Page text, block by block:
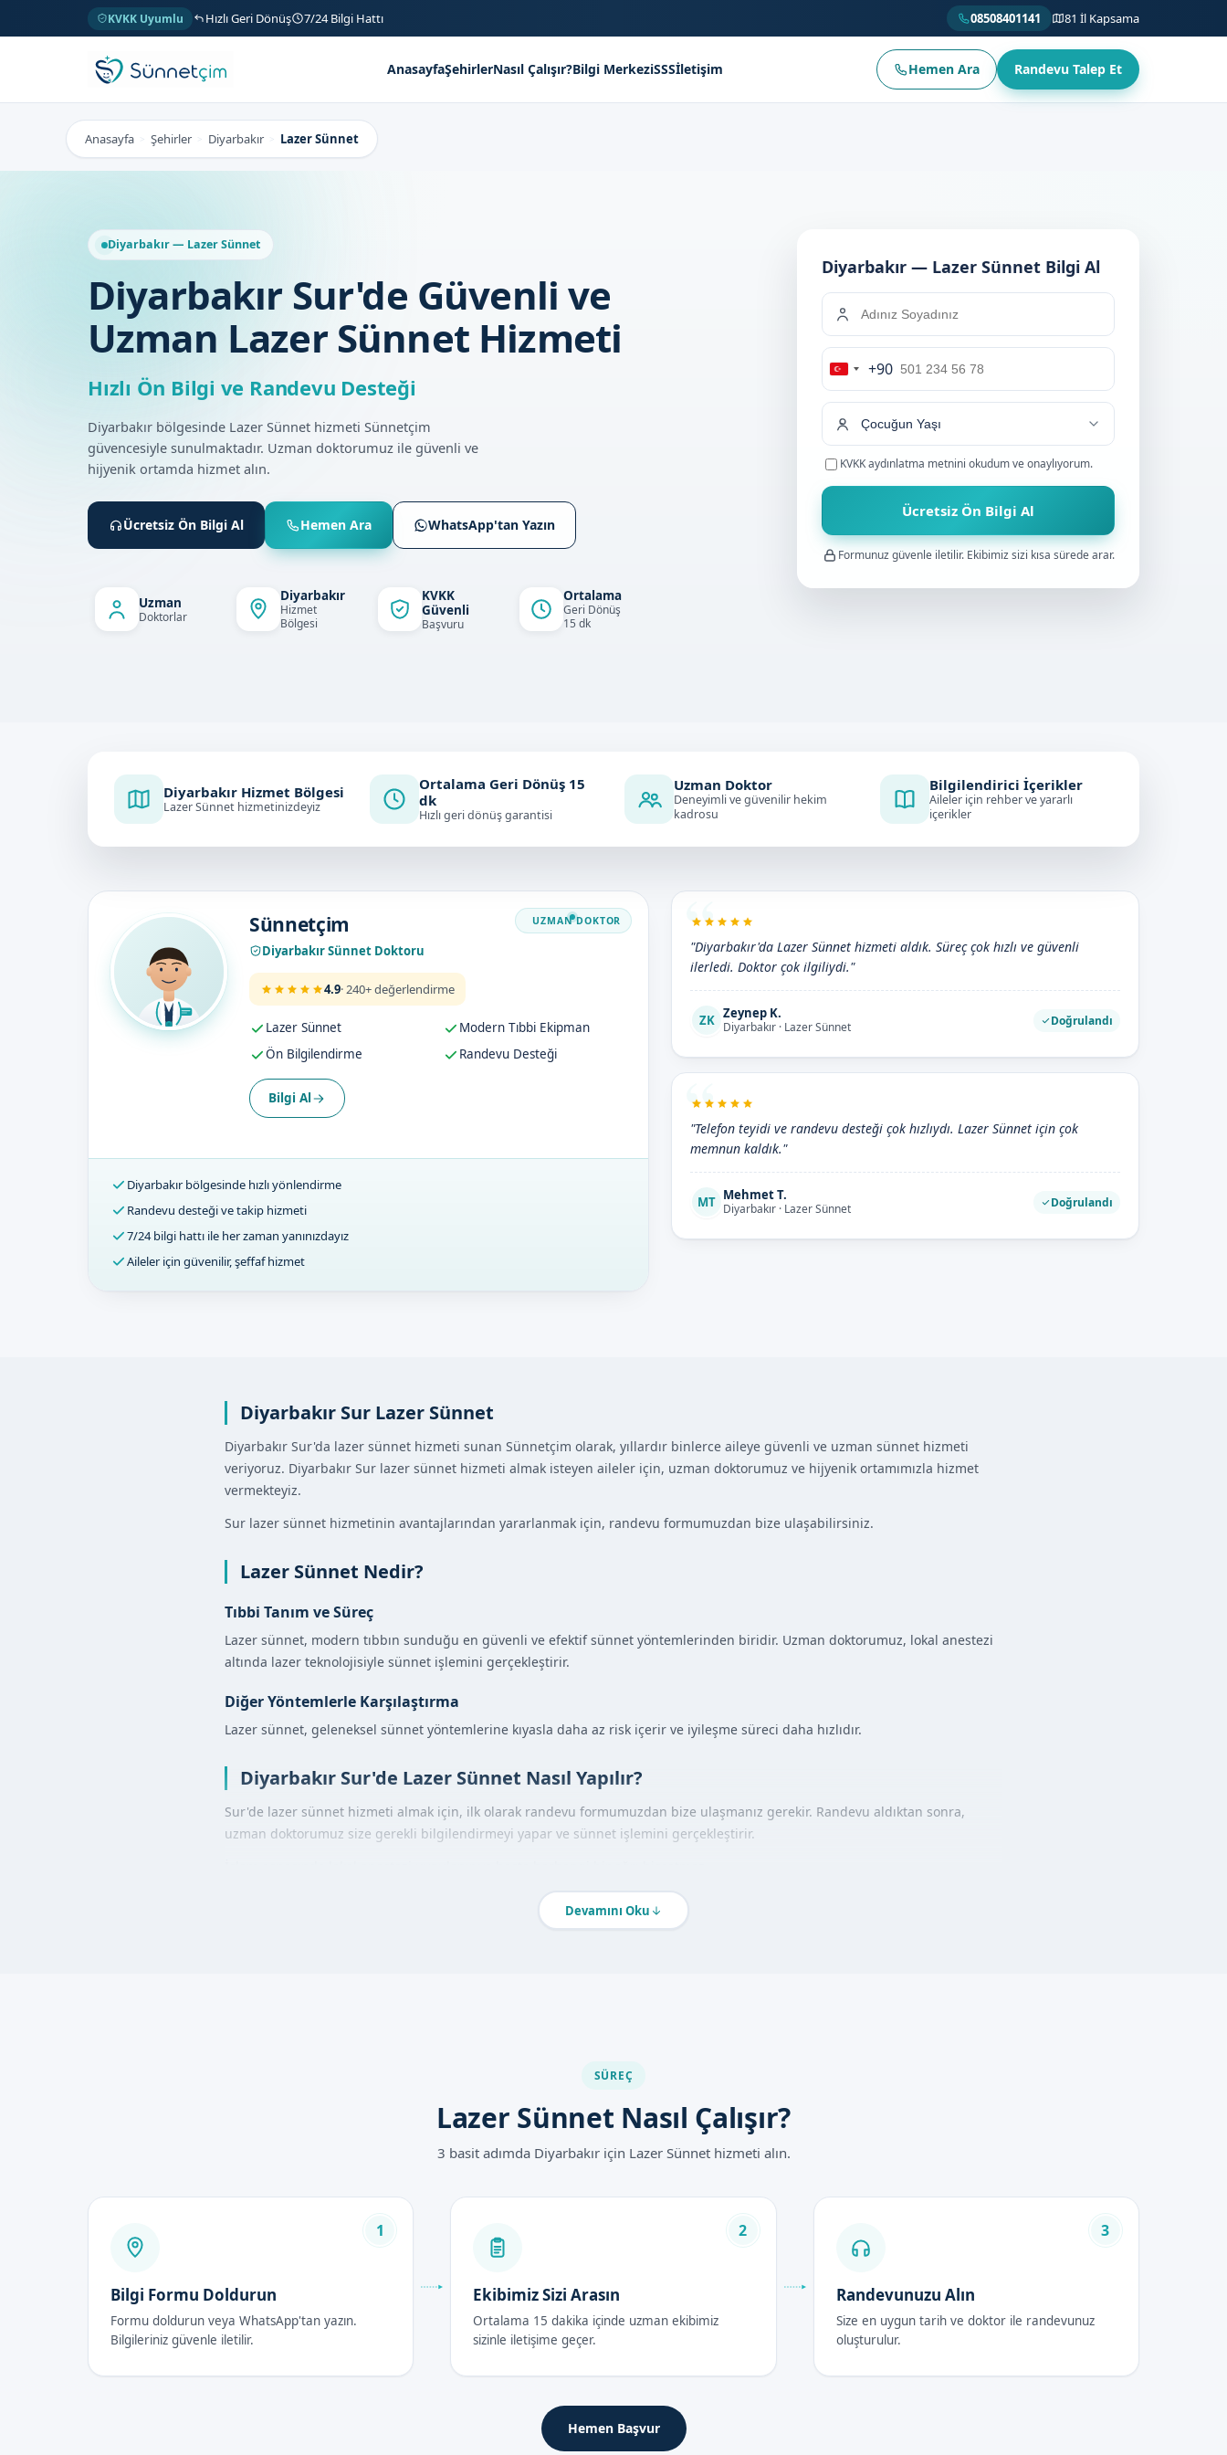
KVKK Uyumlu Hızlı Geri Dönüş 7/24 Bilgi Hattı 08508401141 81 İl Kapsama
AnasayfaŞehirlerNasıl Çalışır?Bilgi MerkeziSSSİletişim Hemen Ara Randevu Talep Et
Anasayfa > Şehirler > Diyarbakır > Lazer Sünnet
Diyarbakır — Lazer Sünnet
Diyarbakır Sur'de Güvenli ve
Uzman Lazer Sünnet Hizmeti
Hızlı Ön Bilgi ve Randevu Desteği
Diyarbakır bölgesinde Lazer Sünnet hizmeti Sünnetçim
güvencesiyle sunulmaktadır. Uzman doktorumuz ile güvenli ve
hijyenik ortamda hizmet alın.
Ücretsiz Ön Bilgi Al Hemen Ara WhatsApp'tan Yazın
Uzman
Doktorlar
Diyarbakır
Hizmet
Bölgesi
KVKK
Güvenli
Başvuru
Ortalama
Geri Dönüş
15 dk
Diyarbakır — Lazer Sünnet Bilgi Al
Turkey
+90
+90
KVKK aydınlatma metnini okudum ve onaylıyorum.
Ücretsiz Ön Bilgi Al
Formunuz güvenle iletilir. Ekibimiz sizi kısa sürede arar.
Diyarbakır Hizmet Bölgesi
Lazer Sünnet hizmetinizdeyiz
Ortalama Geri Dönüş 15
dk
Hızlı geri dönüş garantisi
Uzman Doktor
Deneyimli ve güvenilir hekim
kadrosu
Bilgilendirici İçerikler
Aileler için rehber ve yararlı
içerikler
DoktorumuzSünnetçim
Diyarbakır Sünnet Doktoru
4.9· 240+ değerlendirme
Lazer Sünnet
Modern Tıbbi Ekipman
Ön Bilgilendirme
Randevu Desteği
Bilgi Al
Diyarbakır bölgesinde hızlı yönlendirme
Randevu desteği ve takip hizmeti
7/24 bilgi hattı ile her zaman yanınızdayız
Aileler için güvenilir, şeffaf hizmet
"Diyarbakır'da Lazer Sünnet hizmeti aldık. Süreç çok hızlı ve güvenli
ilerledi. Doktor çok ilgiliydi."
ZK Zeynep K.
Diyarbakır · Lazer Sünnet Doğrulandı
"Telefon teyidi ve randevu desteği çok hızlıydı. Lazer Sünnet için çok
memnun kaldık."
MT Mehmet T.
Diyarbakır · Lazer Sünnet Doğrulandı
Diyarbakır Sur Lazer Sünnet
Diyarbakır Sur'da lazer sünnet hizmeti sunan Sünnetçim olarak, yıllardır binlerce aileye güvenli ve uzman sünnet hizmeti
veriyoruz. Diyarbakır Sur lazer sünnet hizmeti almak isteyen aileler için, uzman doktorumuz ve hijyenik ortamımızla hizmet
vermekteyiz.
Sur lazer sünnet hizmetinin avantajlarından yararlanmak için, randevu formumuzdan bize ulaşabilirsiniz.
Lazer Sünnet Nedir?
Tıbbi Tanım ve Süreç
Lazer sünnet, modern tıbbın sunduğu en güvenli ve efektif sünnet yöntemlerinden biridir. Uzman doktorumuz, lokal anestezi
altında lazer teknolojisiyle sünnet işlemini gerçekleştirir.
Diğer Yöntemlerle Karşılaştırma
Lazer sünnet, geleneksel sünnet yöntemlerine kıyasla daha az risk içerir ve iyileşme süreci daha hızlıdır.
Diyarbakır Sur'de Lazer Sünnet Nasıl Yapılır?
Sur'de lazer sünnet hizmeti almak için, ilk olarak randevu formumuzdan bize ulaşmanız gerekir. Randevu aldıktan sonra,
uzman doktorumuz size gerekli bilgilendirmeyi yapar ve sünnet işlemini gerçekleştirir.
İşlemden sonra, ilk 48 saat içerisinde hasta hijyenik ortamda tutulmalıdır.
Dikkat Edilmesi Gerekenler
İşlemden sonra, hastanın sünnet bölgesine dikkat etmesi ve doktorumuzun tavsiyelerine uyması gerekir.
Devamını Oku
SÜREÇ
Lazer Sünnet Nasıl Çalışır?
3 basit adımda Diyarbakır için Lazer Sünnet hizmeti alın.
1
Bilgi Formu Doldurun
Formu doldurun veya WhatsApp'tan yazın.
Bilgileriniz güvenle iletilir.
2
Ekibimiz Sizi Arasın
Ortalama 15 dakika içinde uzman ekibimiz
sizinle iletişime geçer.
3
Randevunuzu Alın
Size en uygun tarih ve doktor ile randevunuz
oluşturulur.
Hemen Başvur